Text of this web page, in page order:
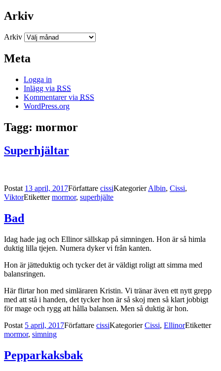
Arkiv
Arkiv
Meta
Logga in
Inlägg via RSS
Kommentarer via RSS
WordPress.org
Tagg: mormor
Superhjältar
Postat 13 april, 2017Författare cissiKategorierAlbin, Cissi,
ViktorEtikettermormor, superhjälte
Bad
Idag hade jag och Ellinor sällskap på simningen. Hon är så himla
duktig lilla tjejen. Numera dyker vi från kanten.
Hon är jätteduktig och tycker det är väldigt roligt att simma med
balansringen.
Här flirtar hon med simläraren Kristin. Vi tränar även ett nytt grepp
med att stå i handen, det tycker hon är så skoj men så klart jobbigt
för mage och rygg att hålla balansen. Men så duktig är hon.
Postat 5 april, 2017Författare cissiKategorierCissi, EllinorEtiketter
mormor, simning
Pepparkaksbak